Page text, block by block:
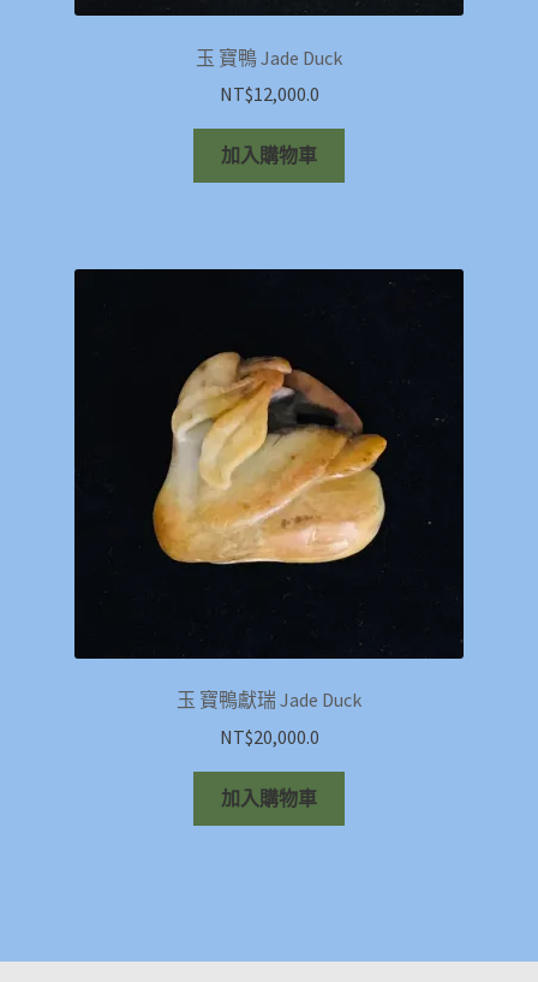
玉 寶鴨 Jade Duck
NT$12,000.0
加入購物車
玉 寶鴨獻瑞 Jade Duck
NT$20,000.0
加入購物車